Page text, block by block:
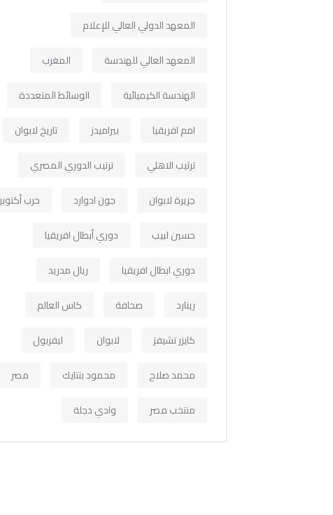
المعهد الدولي العالي للإعلام
المعهد العالي للهندسة
المغرب
الهندسة الكيميائية
الوسائط المتعددة
امم افريقيا
بيراميدز
تاريخ لابوان
ترتيب الاهلي
ترتيب الدوري المصري
جزيرة لابوان
جون ادوارد
حرب أكتوبر
حسين لبيب
دوري أبطال افريقيا
دوري ابطال افريقيا
ريال مدريد
رينارد
صحافة
كاس العالم
كايزر تشيفز
لابوان
ليفربول
محمد صلاح
محمود بنتايك
مصر
منتخب مصر
وادي دجلة